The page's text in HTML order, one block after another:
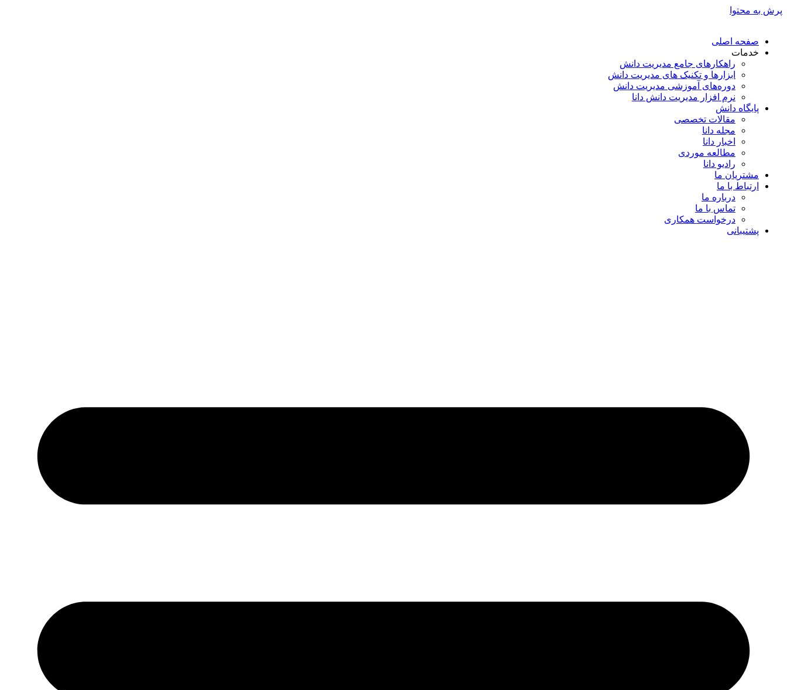
پرش به محتوا
صفحه اصلی
خدمات
راهکارهای جامع مدیریت دانش
ابزارها و تکنیک‌ های مدیریت دانش
دوره‌های آموزشی مدیریت دانش
نرم افزار مدیریت دانش دانا
پایگاه دانش
مقالات تخصصی
مجله دانا
اخبار دانا
مطالعه موردی
رادیو دانا
مشتریان ما
ارتباط با ما
درباره ما
تماس با ما
درخواست همکاری
پشتیبانی